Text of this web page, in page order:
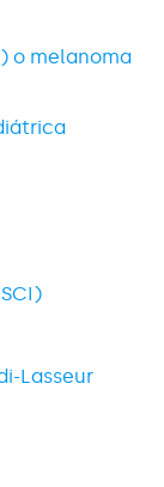
o melanoma
Lasseur